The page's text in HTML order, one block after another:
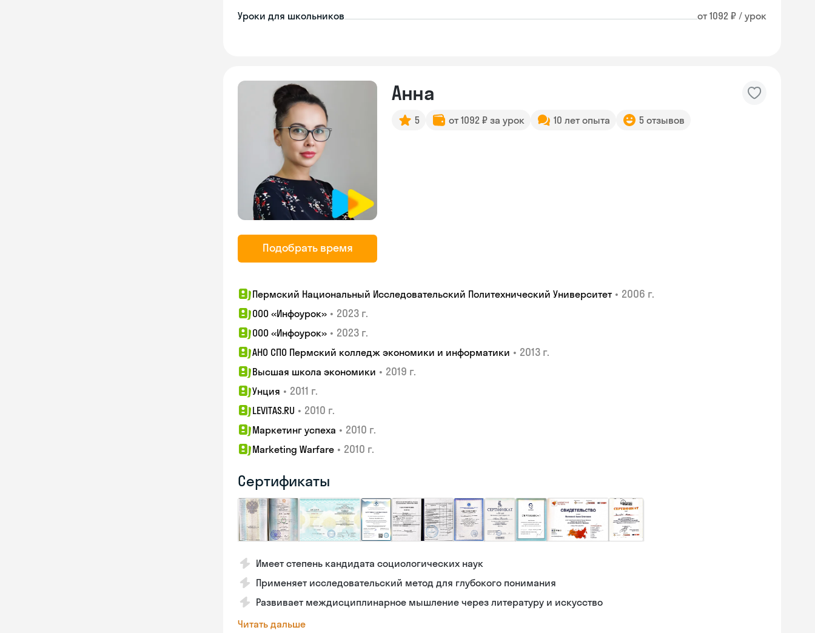
Уроки для школьников от 1092 ₽ / урок
Подобрать время
Анна
5 от 1092 ₽ за урок 10 лет опыта 5 отзывов
Пермский Национальный Исследовательский Политехнический Университет • 2006 г.
ООО «Инфоурок» • 2023 г.
ООО «Инфоурок» • 2023 г.
АНО СПО Пермский колледж экономики и информатики • 2013 г.
Высшая школа экономики • 2019 г.
Унция • 2011 г.
LEVITAS.RU • 2010 г.
Маркетинг успеха • 2010 г.
Marketing Warfare • 2010 г.
Сертификаты
Имеет степень кандидата социологических наук
Применяет исследовательский метод для глубокого понимания
Развивает междисциплинарное мышление через литературу и искусство
Читать дальше